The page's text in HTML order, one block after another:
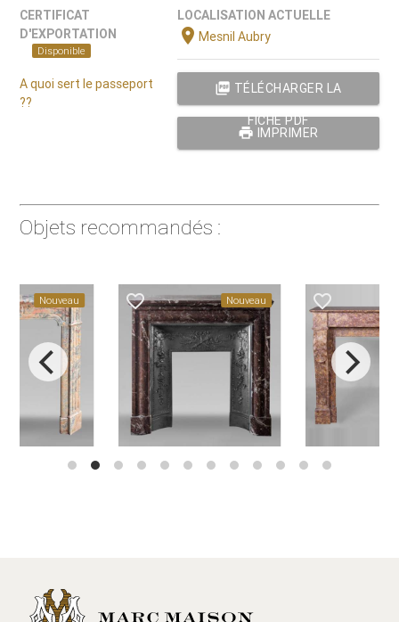
CERTIFICAT
D'EXPORTATION
Disponible
A quoi sert le passeport
??
LOCALISATION ACTUELLE
location_onMesnil Aubry
picture_as_pdf TÉLÉCHARGER LA
FICHE PDF
print IMPRIMER
Objets recommandés :
favorite_border Nouveau favorite_border